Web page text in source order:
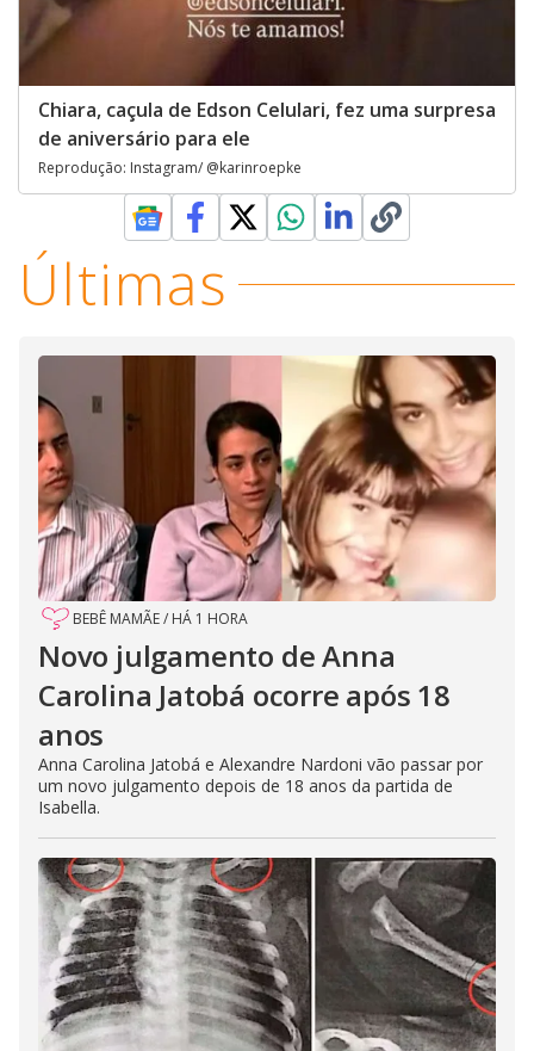
Chiara, caçula de Edson Celulari, fez uma surpresa
de aniversário para ele
Reprodução: Instagram/ @karinroepke
Últimas
BEBÊ MAMÃE/ HÁ 1 HORA
Novo julgamento de Anna
Carolina Jatobá ocorre após 18
anos
Anna Carolina Jatobá e Alexandre Nardoni vão passar por
um novo julgamento depois de 18 anos da partida de
Isabella.